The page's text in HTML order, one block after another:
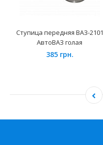
Ступица передняя ВАЗ-2101
АвтоВАЗ голая
385 грн.